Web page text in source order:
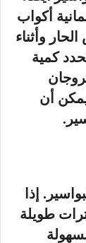
أكواب
وأثناء
كمية
أن
إذا
طويلة